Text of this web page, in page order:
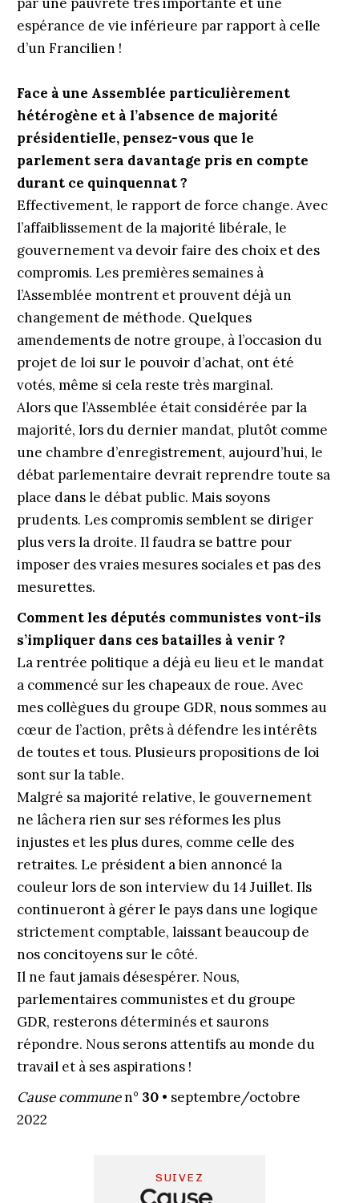
espérance de vie inférieure par rapport à celle
d’un Francilien !
Face à une Assemblée particulièrement
hétérogène et à l’absence de majorité
présidentielle, pensez-vous que le
parlement sera davantage pris en compte
durant ce quinquennat ?
Effectivement, le rapport de force change. Avec
l’affaiblissement de la majorité libérale, le
gouvernement va devoir faire des choix et des
compromis. Les premières semaines à
l’Assemblée montrent et prouvent déjà un
changement de méthode. Quelques
amendements de notre groupe, à l’occasion du
projet de loi sur le pouvoir d’achat, ont été
votés, même si cela reste très marginal.
Alors que l’Assemblée était considérée par la
majorité, lors du dernier mandat, plutôt comme
une chambre d’enregistrement, aujourd’hui, le
débat parlementaire devrait reprendre toute sa
place dans le débat public. Mais soyons
prudents. Les compromis semblent se diriger
plus vers la droite. Il faudra se battre pour
imposer des vraies mesures sociales et pas des
mesurettes.
Comment les députés communistes vont-ils
s’impliquer dans ces batailles à venir ?
La rentrée politique a déjà eu lieu et le mandat
a commencé sur les chapeaux de roue. Avec
mes collègues du groupe GDR, nous sommes au
cœur de l’action, prêts à défendre les intérêts
de toutes et tous. Plusieurs propositions de loi
sont sur la table.
Malgré sa majorité relative, le gouvernement
ne lâchera rien sur ses réformes les plus
injustes et les plus dures, comme celle des
retraites. Le président a bien annoncé la
couleur lors de son interview du 14 Juillet. Ils
continueront à gérer le pays dans une logique
strictement comptable, laissant beaucoup de
nos concitoyens sur le côté.
Il ne faut jamais désespérer. Nous,
parlementaires communistes et du groupe
GDR, resterons déterminés et saurons
répondre. Nous serons attentifs au monde du
travail et à ses aspirations !
Cause communen° 30• septembre/octobre
2022
SUIVEZ